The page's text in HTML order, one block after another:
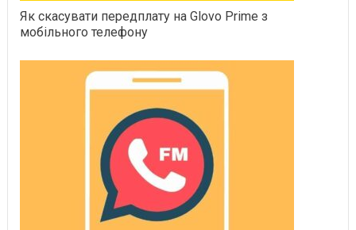
Як скасувати передплату на Glovo Prime з
мобільного телефону